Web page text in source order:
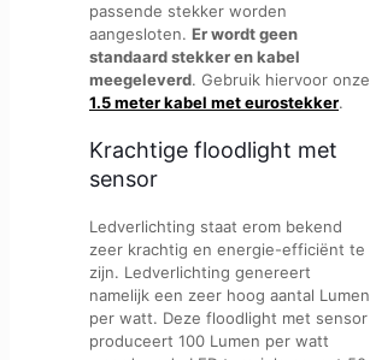
passende stekker worden
aangesloten. Er wordt geen
standaard stekker en kabel
meegeleverd. Gebruik hiervoor onze
1.5 meter kabel met eurostekker.
Krachtige floodlight met
sensor
Ledverlichting staat erom bekend
zeer krachtig en energie-efficiënt te
zijn. Ledverlichting genereert
namelijk een zeer hoog aantal Lumen
per watt. Deze floodlight met sensor
produceert 100 Lumen per watt